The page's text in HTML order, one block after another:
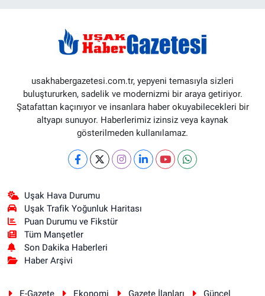
usakhabergazetesi.com.tr, yepyeni temasıyla sizleri
buluştururken, sadelik ve modernizmi bir araya getiriyor.
Şatafattan kaçınıyor ve insanlara haber okuyabilecekleri bir
altyapı sunuyor. Haberlerimiz izinsiz veya kaynak
gösterilmeden kullanılamaz.
Uşak Hava Durumu
Uşak Trafik Yoğunluk Haritası
Puan Durumu ve Fikstür
Tüm Manşetler
Son Dakika Haberleri
Haber Arşivi
E-Gazete Ekonomi Gazete İlanları Güncel